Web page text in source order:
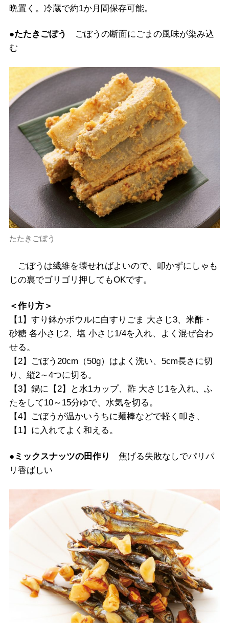
晩置く。冷蔵で約1か月間保存可能。
●たたきごぼう
ごぼうの断面にごまの風味が染み込
む
たたきごぼう
ごぼうは繊維を壊せればよいので、叩かずにしゃも
じの裏でゴリゴリ押してもOKです。
＜作り方＞
【1】すり鉢かボウルに白すりごま 大さじ3、米酢・
砂糖 各小さじ2、塩 小さじ1/4を入れ、よく混ぜ合わ
せる。
【2】ごぼう20cm（50g）はよく洗い、5cm長さに切
り、縦2～4つに切る。
【3】鍋に【2】と水1カップ、酢 大さじ1を入れ、ふ
たをして10～15分ゆで、水気を切る。
【4】ごぼうが温かいうちに麺棒などで軽く叩き、
【1】に入れてよく和える。
●ミックスナッツの田作り
焦げる失敗なしでパリパ
リ香ばしい